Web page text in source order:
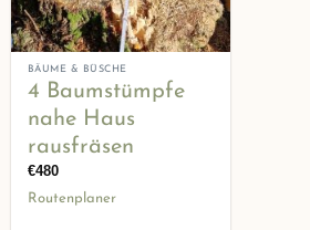
+
BÄUME & BÜSCHE
4 Baumstümpfe
nahe Haus
rausfräsen
€480
Routenplaner